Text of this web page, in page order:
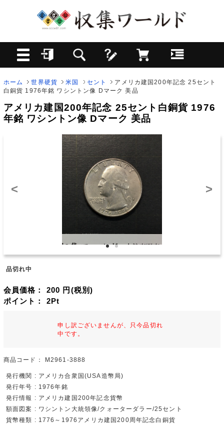
ホーム 世界硬貨 米国 セント
アメリカ建国200年記念 25セント
白銅貨 1976年銘 ワシントン像 Dマーク 美品
アメリカ建国200年記念 25セント白銅貨 1976
年銘 ワシントン像 Dマーク 美品
< >
品切れ中
会員価格： 200 円(税別)
ポイント： 2Pt
申し訳ございませんが、只今品切れ
中です。
商品コード： M2961-3888
発行機関 : アメリカ合衆国(USA造幣局)
発行年号 : 1976年銘
発行情報 : アメリカ建国200年記念貨幣
額面図案 : ワシントン大統領像/クォーターダラー/25セント
貨幣種類 : 1776～1976アメリカ建国200周年記念白銅貨